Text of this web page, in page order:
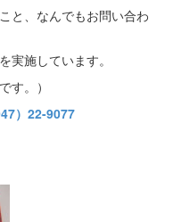
と、なんでもお問い合わ
実施しています。
です。）
）22-9077